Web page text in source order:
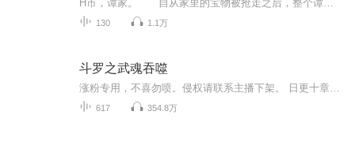
130 1.1万
斗罗之武魂吞噬
617 354.8万